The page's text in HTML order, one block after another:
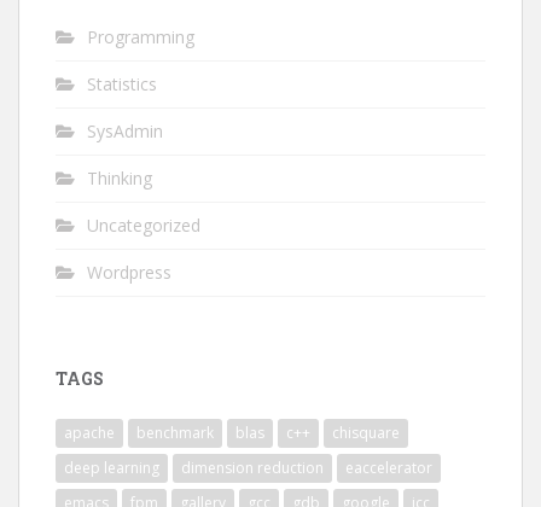
Programming
Statistics
SysAdmin
Thinking
Uncategorized
Wordpress
TAGS
apache benchmark blas c++
chisquare
deep learning
dimension reduction
eaccelerator
emacs
fpm gallery gcc gdb google
icc